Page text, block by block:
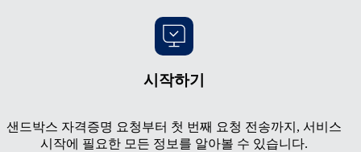
시작하기
샌드박스 자격증명 요청부터 첫 번째 요청 전송까지, 서비스
시작에 필요한 모든 정보를 알아볼 수 있습니다.